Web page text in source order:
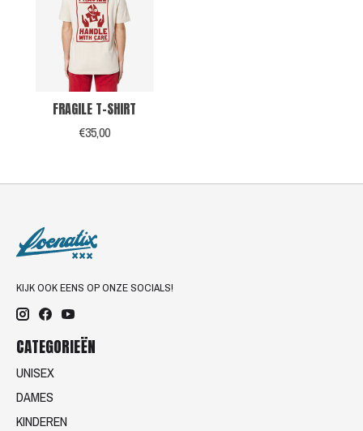
FRAGILE T-SHIRT
€35,00
KIJK OOK EENS OP ONZE SOCIALS!
CATEGORIEËN
UNISEX
DAMES
KINDEREN